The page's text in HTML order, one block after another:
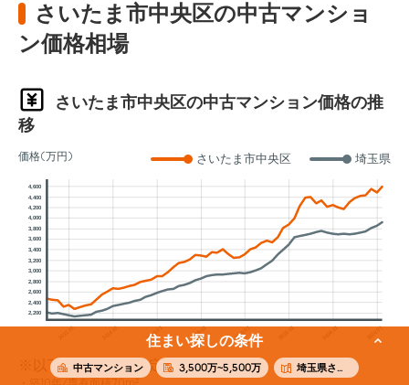
さいたま市中央区の中古マンショ
ン価格相場
さいたま市中央区の中古マンション価格の推
移
価格(万円) さいたま市中央区 埼玉県
2016.01 2018.01 2020.01
2,200
2,400
2,600
2,800
3,000
3,200
3,400
3,600
3,800
4,000
4,200
4,400
4,600
※以下の条件でAI査定した参考価格
住まい探しの条件
中古マンション 3,500万~5,500万 埼玉県さいたま市中央区